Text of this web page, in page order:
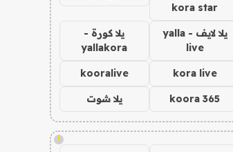
kora star
يلا لايف - yalla
live
يلا كورة -
yallakora
kora live
kooralive
koora 365 يلا شوت
!